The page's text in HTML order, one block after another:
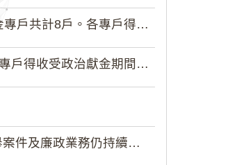
計8戶。各專戶得收受...
收受政治獻金期間為自...
及廉政業務仍持續受理